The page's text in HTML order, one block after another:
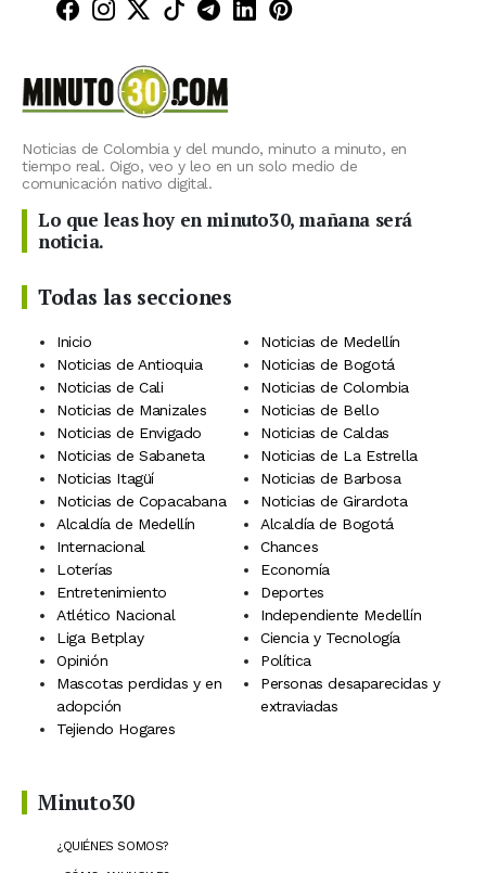
Minuto30 en Facebook
Minuto30 en Instagram
Minuto30 en X (Twitter)
Minuto30 en TikTok
Canal de Minuto30 en
Minuto30 en LinkedIn
Minuto30 en
Noticias de Colombia y del mundo, minuto a minuto, en
tiempo real. Oigo, veo y leo en un solo medio de
comunicación nativo digital.
Lo que leas hoy en minuto30, mañana será
noticia.
Todas las secciones
Inicio
Noticias de Medellín
Noticias de Antioquia
Noticias de Bogotá
Noticias de Cali
Noticias de Colombia
Noticias de Manizales
Noticias de Bello
Noticias de Envigado
Noticias de Caldas
Noticias de Sabaneta
Noticias de La Estrella
Noticias Itagüí
Noticias de Barbosa
Noticias de Copacabana
Noticias de Girardota
Alcaldía de Medellín
Alcaldía de Bogotá
Internacional
Chances
Loterías
Economía
Entretenimiento
Deportes
Atlético Nacional
Independiente Medellín
Liga Betplay
Ciencia y Tecnología
Opinión
Política
Mascotas perdidas y en
adopción
Personas desaparecidas y
extraviadas
Tejiendo Hogares
Minuto30
¿QUIÉNES SOMOS?